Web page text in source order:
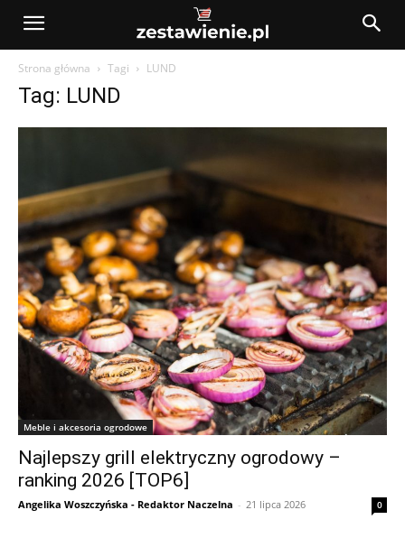
Strona główna Tagi LUND
Tag: LUND
Meble i akcesoria ogrodowe
Najlepszy grill elektryczny ogrodowy –
ranking 2026 [TOP6]
Angelika Woszczyńska - Redaktor Naczelna - 21 lipca 2026 0